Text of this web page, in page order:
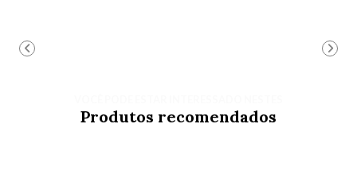
Produtos recomendados